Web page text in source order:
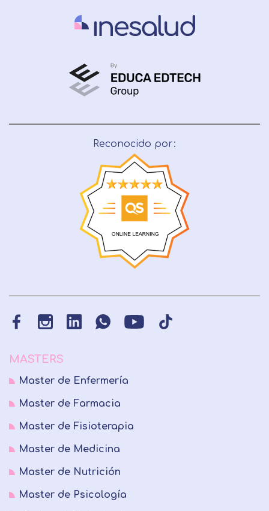
Reconocido por:
MASTERS
Master de Enfermería
Master de Farmacia
Master de Fisioterapia
Master de Medicina
Master de Nutrición
Master de Psicología